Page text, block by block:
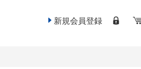
新規会員登録